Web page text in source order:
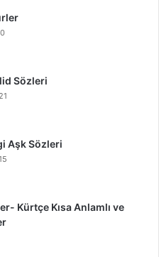
Sözleri
Aşk Sözleri
Kürtçe Kısa Anlamlı ve